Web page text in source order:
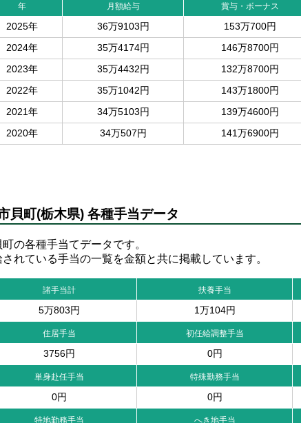
年 月額給与 賞与・ボーナス
2025年 36万9103円 153万700円
2024年
35万4174円 146万8700円
2023年
35万4432円 132万8700円
2022年
35万1042円 143万1800円
2021年
34万5103円 139万4600円
2020年
34万507円 141万6900円
貝町(栃木県) 各種手当データ
の各種手当てデータです。
されている手当の一覧を金額と共に掲載しています。
諸手当計 扶養手当
5万803円 1万104円
住居手当 初任給調整手当
3756円 0円
単身赴任手当 特殊勤務手当
0円 0円
特地勤務手当 へき地手当